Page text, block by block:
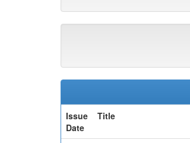
Issue
Date
Title